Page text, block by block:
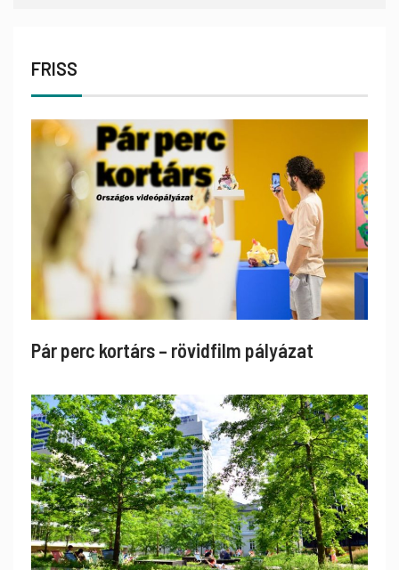
FRISS
Pár perc kortárs – rövidfilm pályázat